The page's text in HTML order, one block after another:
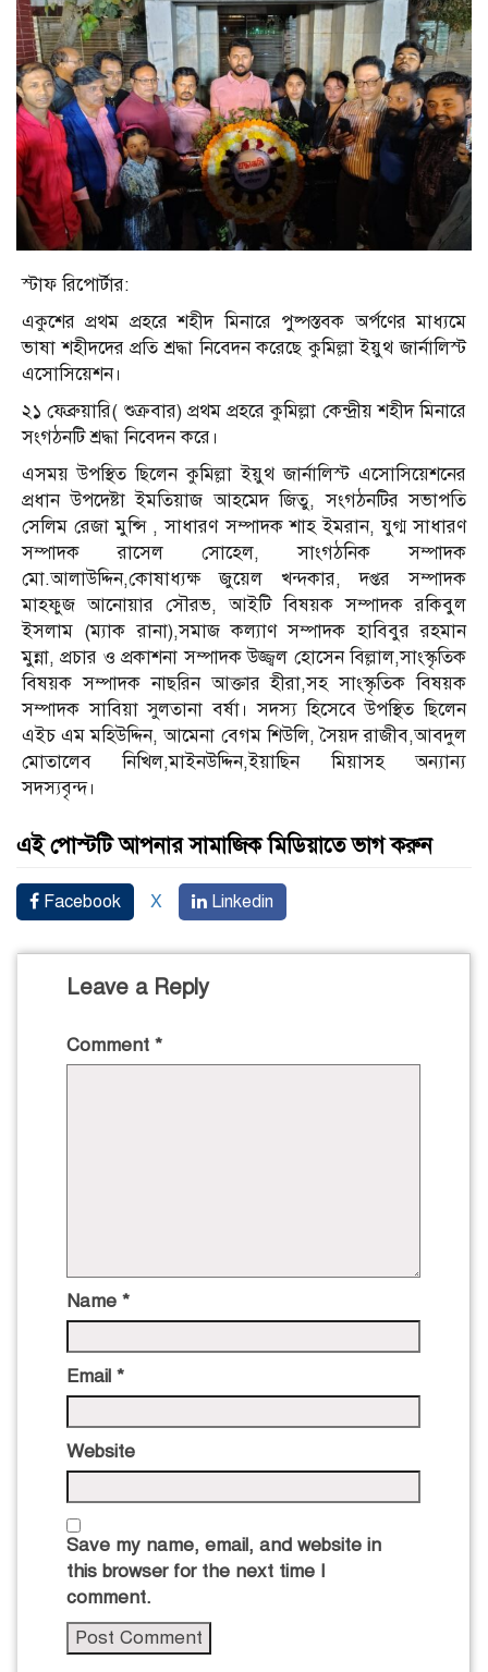
স্টাফ রিপোর্টার:
একুশের প্রথম প্রহরে শহীদ মিনারে পুষ্পস্তবক অর্পণের মাধ্যমে
ভাষা শহীদদের প্রতি শ্রদ্ধা নিবেদন করেছে কুমিল্লা ইয়ুথ জার্নালিস্ট
এসোসিয়েশন।
২১ ফেব্রুয়ারি( শুক্রবার) প্রথম প্রহরে কুমিল্লা কেন্দ্রীয় শহীদ মিনারে
সংগঠনটি শ্রদ্ধা নিবেদন করে।
এসময় উপস্থিত ছিলেন কুমিল্লা ইয়ুথ জার্নালিস্ট এসোসিয়েশনের
প্রধান উপদেষ্টা ইমতিয়াজ আহমেদ জিতু, সংগঠনটির সভাপতি
সেলিম রেজা মুন্সি , সাধারণ সম্পাদক শাহ ইমরান, যুগ্ম সাধারণ
সম্পাদক রাসেল সোহেল, সাংগঠনিক সম্পাদক
মো.আলাউদ্দিন,কোষাধ্যক্ষ জুয়েল খন্দকার, দপ্তর সম্পাদক
মাহফুজ আনোয়ার সৌরভ, আইটি বিষয়ক সম্পাদক রকিবুল
ইসলাম (ম্যাক রানা),সমাজ কল্যাণ সম্পাদক হাবিবুর রহমান
মুন্না, প্রচার ও প্রকাশনা সম্পাদক উজ্জ্বল হোসেন বিল্লাল,সাংস্কৃতিক
বিষয়ক সম্পাদক নাছরিন আক্তার হীরা,সহ সাংস্কৃতিক বিষয়ক
সম্পাদক সাবিয়া সুলতানা বর্ষা। সদস্য হিসেবে উপস্থিত ছিলেন
এইচ এম মহিউদ্দিন, আমেনা বেগম শিউলি, সৈয়দ রাজীব,আবদুল
মোতালেব নিখিল,মাইনউদ্দিন,ইয়াছিন মিয়াসহ অন্যান্য
সদস্যবৃন্দ।
এই পোস্টটি আপনার সামাজিক মিডিয়াতে ভাগ করুন
Facebook X Linkedin
Leave a Reply
Comment *
Name *
Email *
Website
Save my name, email, and website in
this browser for the next time I
comment.